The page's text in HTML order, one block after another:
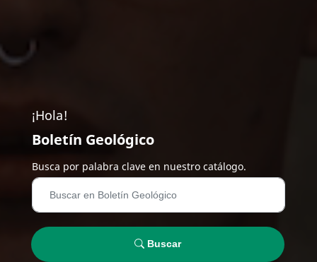
¡Hola!
Boletín Geológico
Busca por palabra clave en nuestro catálogo.
Buscar